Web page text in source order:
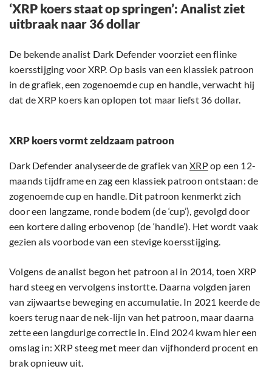
‘XRP koers staat op springen’: Analist ziet
uitbraak naar 36 dollar
De bekende analist Dark Defender voorziet een flinke
koersstijging voor XRP. Op basis van een klassiek patroon
in de grafiek, een zogenoemde cup en handle, verwacht hij
dat de XRP koers kan oplopen tot maar liefst 36 dollar.
XRP koers vormt zeldzaam patroon
Dark Defender analyseerde de grafiek vanXRPop een 12-
maands tijdframe en zag een klassiek patroon ontstaan: de
zogenoemde cup en handle. Dit patroon kenmerkt zich
door een langzame, ronde bodem (de ‘cup’), gevolgd door
een kortere daling erbovenop (de ‘handle’). Het wordt vaak
gezien als voorbode van een stevige koersstijging.
Volgens de analist begon het patroon al in 2014, toen XRP
hard steeg en vervolgens instortte. Daarna volgden jaren
van zijwaartse beweging en accumulatie. In 2021 keerde de
koers terug naar de nek-lijn van het patroon, maar daarna
zette een langdurige correctie in. Eind 2024 kwam hier een
omslag in: XRP steeg met meer dan vijfhonderd procent en
brak opnieuw uit.